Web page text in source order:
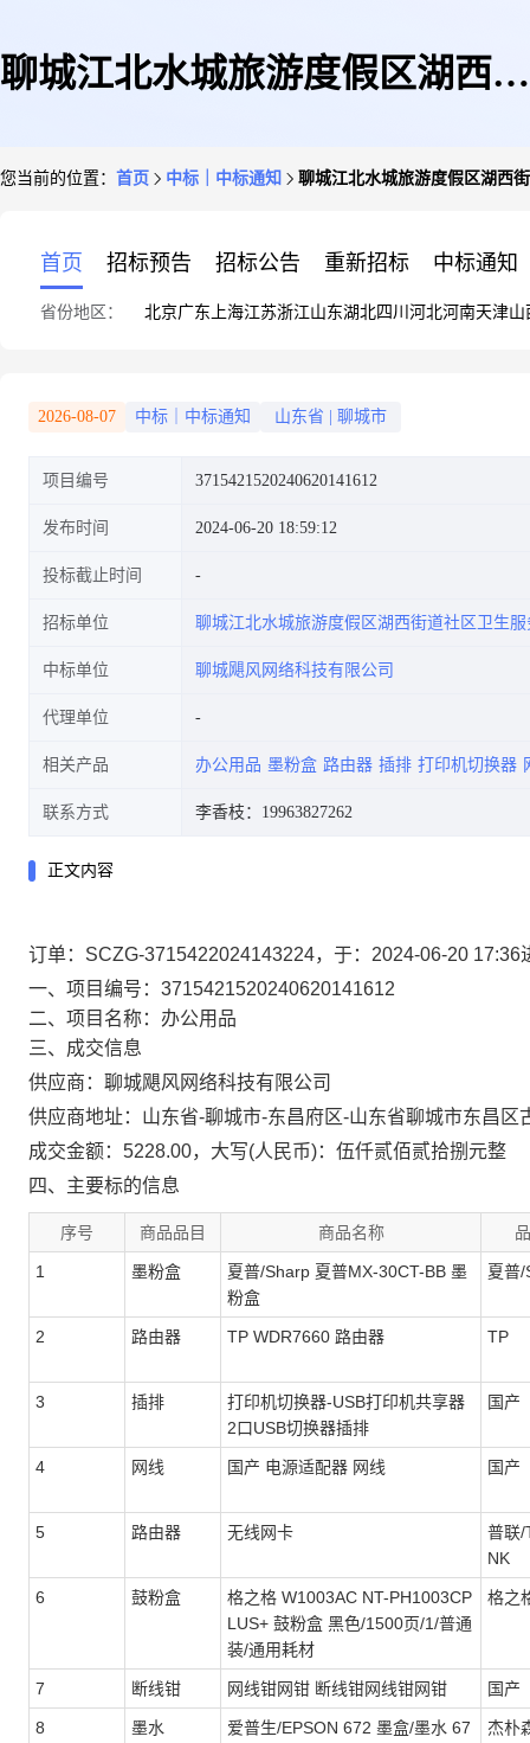
聊城江北水城旅游度假区湖西街
您当前的位置： 首页 中标｜中标通知 聊城江北水城旅游度假区湖西
首页 招标预告 招标公告 重新招标 中标通知
省份地区： 北京广东 上海江苏浙江山东湖北四川 河北河南天津山
2026-08-07 中标｜中标通知 山东省 聊城市
项目编号 3715421520240620141612
发布时间 2024-06-20 18:59:12
投标截止时间
招标单位 聊城江北水城旅游度假区湖西街道社区卫生
中标单位 聊城飓风网络科技有限公司
代理单位
相关产品 办公用品 墨粉盒 路由器 插排 打印机切换器
联系方式 李香枝：19963827262
正文内容
订单：SCZG-3715422024143224，于：2024-06-20
一、项目编号：3715421520240620141612
二、项目名称：办公用品
三、成交信息
供应商：聊城飓风网络科技有限公司
供应商地址：山东省-聊城市-东昌府区-山东省聊城市东昌区
成交金额：5228.00，大写(人民币)：伍仟贰佰贰拾捌元整
四、主要标的信息
序号 商品品目 商品名称
1 墨粉盒
夏普/Sharp 夏普MX-30CT-BB 墨
粉盒
夏普/
2 路由器 TP WDR7660 路由器 TP
3 插排
打印机切换器-USB打印机共享器
2口USB切换器插排
国产
4 网线 国产 电源适配器 网线 国产
5 路由器 无线网卡
普联/
NK
6 鼓粉盒
格之格 W1003AC NT-PH1003CP
LUS+ 鼓粉盒 黑色/1500页/1/普通
装/通用耗材
格之
7 断线钳 网线钳网钳 断线钳网线钳网钳 国产
8 墨水
爱普生/EPSON 672 墨盒/墨水 67
杰朴